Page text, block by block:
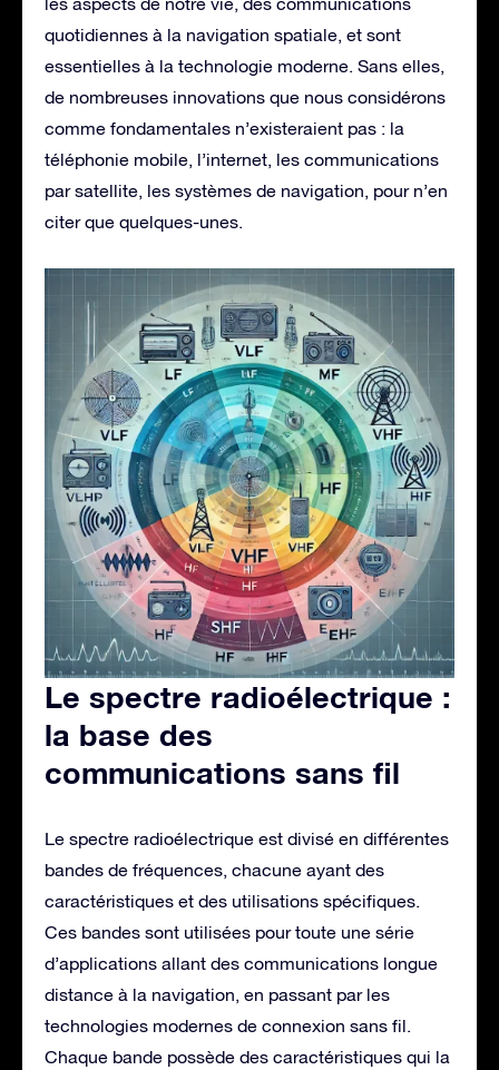
quotidiennes à la navigation spatiale, et sont
essentielles à la technologie moderne. Sans elles,
de nombreuses innovations que nous considérons
comme fondamentales n’existeraient pas : la
téléphonie mobile, l’internet, les communications
par satellite, les systèmes de navigation, pour n’en
citer que quelques-unes.
Le spectre radioélectrique :
la base des
communications sans fil
Le spectre radioélectrique est divisé en différentes
bandes de fréquences, chacune ayant des
caractéristiques et des utilisations spécifiques.
Ces bandes sont utilisées pour toute une série
d’applications allant des communications longue
distance à la navigation, en passant par les
technologies modernes de connexion sans fil.
Chaque bande possède des caractéristiques qui la